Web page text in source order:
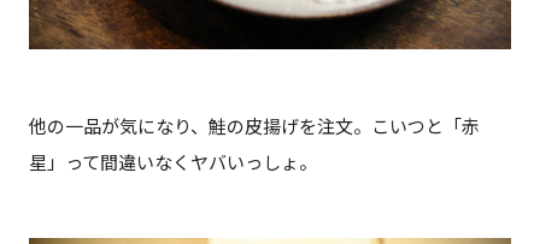
他の一品が気になり、鮭の皮揚げを注文。こいつと「赤
星」って間違いなくヤバいっしょ。